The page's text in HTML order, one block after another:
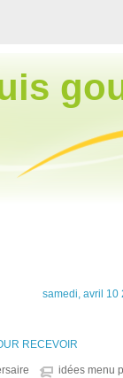
samedi, avril 10
RECEVOIR
idées menu